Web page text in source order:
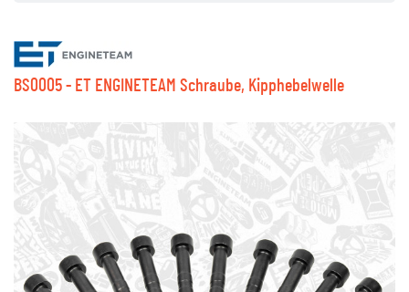
BS0005 - ET ENGINETEAM Schraube, Kipphebelwelle